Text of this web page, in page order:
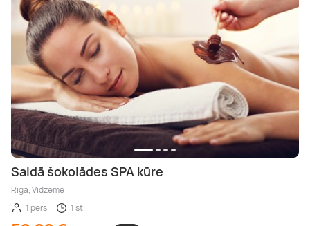
Saldā šokolādes SPA kūre
Rīga, Vidzeme
1 pers.
1 st.